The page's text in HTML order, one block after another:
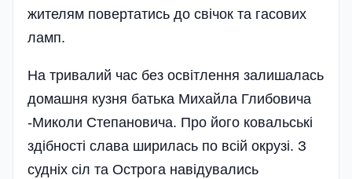
жителям повертатись до свічок та гасових
ламп.
На тривалий час без освітлення залишалась
домашня кузня батька Михайла Глибовича
-Миколи Степановича. Про його ковальські
здібності слава ширилась по всій окрузі. З
судніх сіл та Острога навідувались